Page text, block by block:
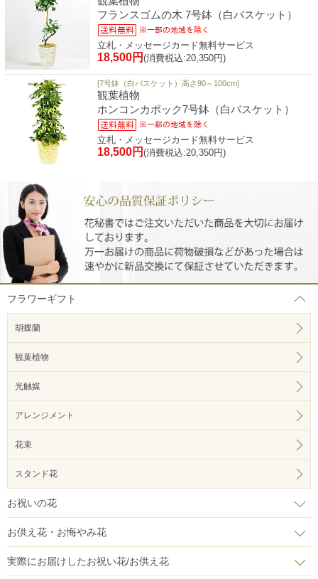
フランスゴムの木 7号鉢（白バスケット）
立札・メッセージカード無料サービス
18,500円 (消費税込:20,350円)
[7号鉢（白バスケット）高さ90～100cm]
観葉植物
ホンコンカポック7号鉢（白バスケット）
立札・メッセージカード無料サービス
18,500円 (消費税込:20,350円)
フラワーギフト
胡蝶蘭
観葉植物
光触媒
アレンジメント
花束
スタンド花
お祝いの花
お供え花・お悔やみ花
実際にお届けしたお祝い花/お供え花